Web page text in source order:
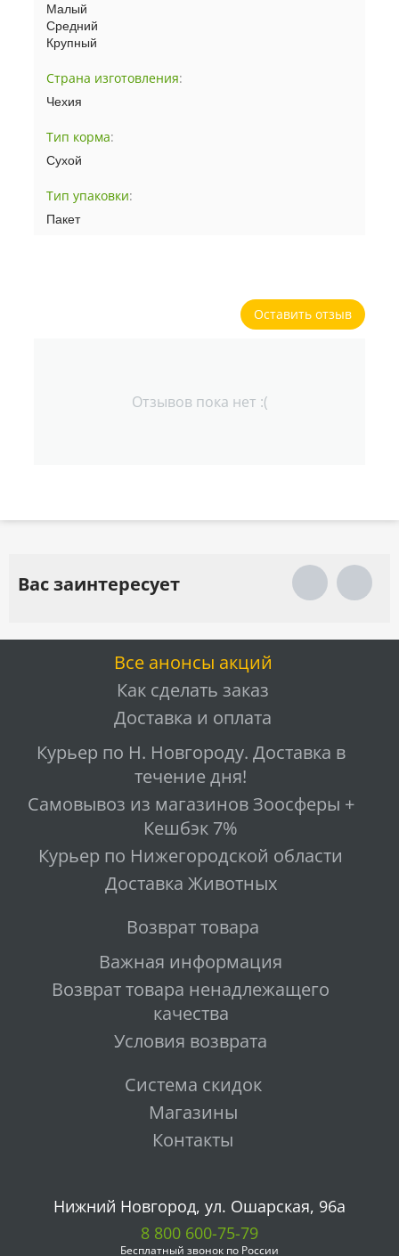
Малый
Средний
Крупный
Страна изготовления:
Чехия
Тип корма:
Сухой
Тип упаковки:
Пакет
Оставить отзыв
Отзывов пока нет :(
Вас заинтересует
Все анонсы акций
Как сделать заказ
Доставка и оплата
Курьер по Н. Новгороду. Доставка в
течение дня!
Самовывоз из магазинов Зоосферы +
Кешбэк 7%
Курьер по Нижегородской области
Доставка Животных
Возврат товара
Важная информация
Возврат товара ненадлежащего
качества
Условия возврата
Система скидок
Магазины
Контакты
Нижний Новгород, ул. Ошарская, 96а
8 800 600-75-79
Бесплатный звонок по России